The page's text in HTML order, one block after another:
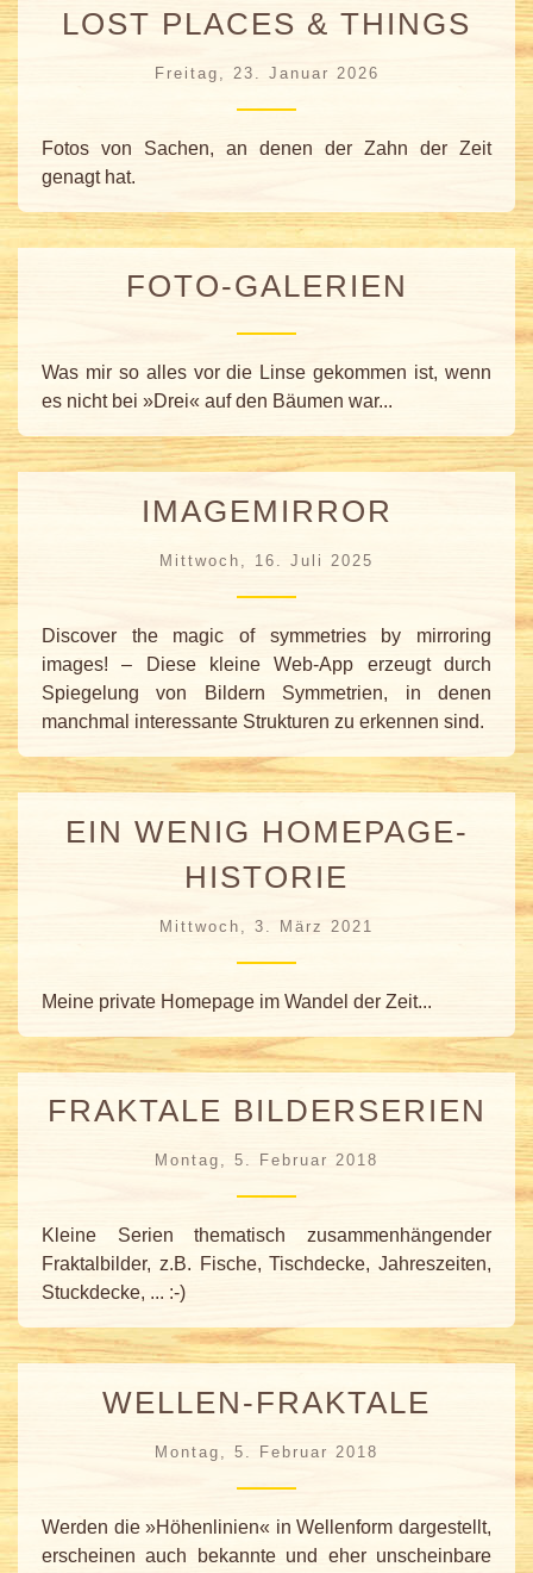
LOST PLACES & THINGS
Freitag, 23. Januar 2026
Fotos von Sachen, an denen der Zahn der Zeit
genagt hat.
FOTO-GALERIEN
Was mir so alles vor die Linse gekommen ist, wenn
es nicht bei »Drei« auf den Bäumen war...
IMAGEMIRROR
Mittwoch, 16. Juli 2025
Discover the magic of symmetries by mirroring
images! – Diese kleine Web-App erzeugt durch
Spiegelung von Bildern Symmetrien, in denen
manchmal interessante Strukturen zu erkennen sind.
EIN WENIG HOMEPAGE-
HISTORIE
Mittwoch, 3. März 2021
Meine private Homepage im Wandel der Zeit...
FRAKTALE BILDERSERIEN
Montag, 5. Februar 2018
Kleine Serien thematisch zusammenhängender
Fraktalbilder, z.B. Fische, Tischdecke, Jahreszeiten,
Stuckdecke, ... :-)
WELLEN-FRAKTALE
Montag, 5. Februar 2018
Werden die »Höhenlinien« in Wellenform dargestellt,
erscheinen auch bekannte und eher unscheinbare